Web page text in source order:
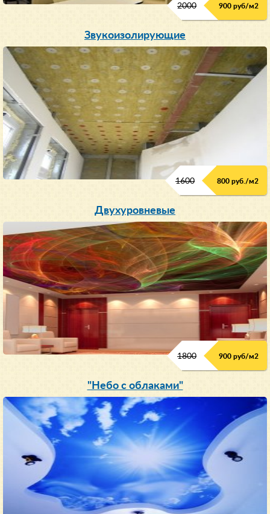
2000 900 руб/м2
Звукоизолирующие
1600 800 руб./м2
Двухуровневые
1800 900 руб/м2
"Небо с облаками"